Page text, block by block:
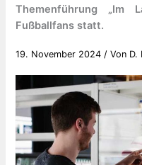
Themenführung „Im
Fußballfans statt.
19. November 2024 / Von D.